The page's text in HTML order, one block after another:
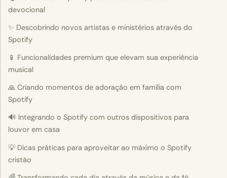
devocional
✨ Descobrindo novos artistas e ministérios através do
Spotify
📱 Funcionalidades premium que elevam sua experiência
musical
🙏 Criando momentos de adoração em família com
Spotify
🔊 Integrando o Spotify com outros dispositivos para
louvor em casa
💡 Dicas práticas para aproveitar ao máximo o Spotify
cristão